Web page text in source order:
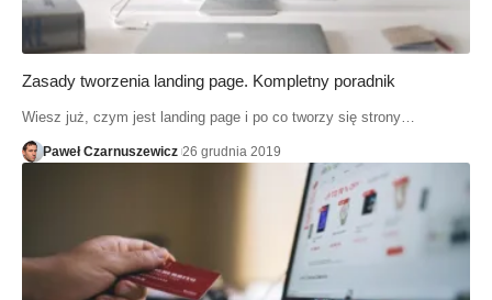
Zasady tworzenia landing page. Kompletny poradnik
Wiesz już, czym jest landing page i po co tworzy się strony…
Paweł Czarnuszewicz 26 grudnia 2019